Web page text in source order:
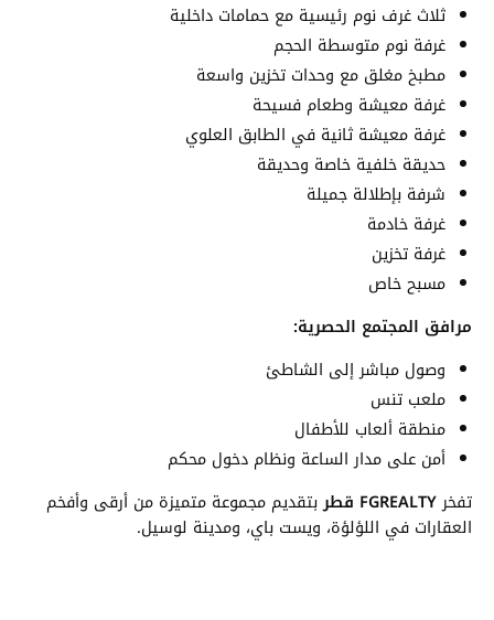
ثلاث غرف نوم رئيسية مع حمامات داخلية
غرفة نوم متوسطة الحجم
مطبخ مغلق مع وحدات تخزين واسعة
غرفة معيشة وطعام فسيحة
غرفة معيشة ثانية في الطابق العلوي
حديقة خلفية خاصة وحديقة
شرفة بإطلالة جميلة
غرفة خادمة
غرفة تخزين
مسبح خاص
مرافق المجتمع الحصرية:
وصول مباشر إلى الشاطئ
ملعب تنس
منطقة ألعاب للأطفال
أمن على مدار الساعة ونظام دخول محكم
تفخرFGREALTY قطر
بتقديم مجموعة متميزة من أرقى وأفخم
العقارات في اللؤلؤة، ويست باي، ومدينة لوسيل.